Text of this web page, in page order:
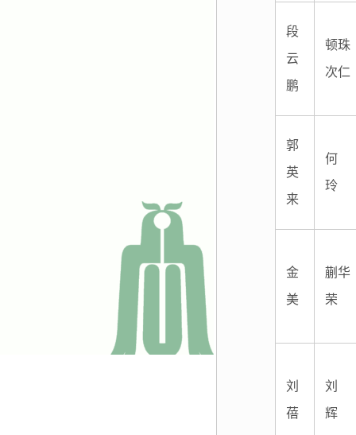
段
云
鹏
顿珠
次仁
郭
英
来
何
玲
金
美
蒯华
荣
刘
蓓
刘
辉